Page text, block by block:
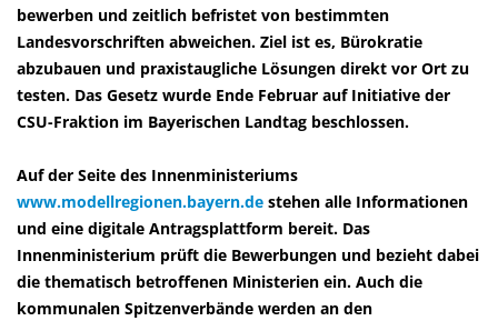
bewerben und zeitlich befristet von bestimmten
Landesvorschriften abweichen. Ziel ist es, Bürokratie
abzubauen und praxistaugliche Lösungen direkt vor Ort zu
testen. Das Gesetz wurde Ende Februar auf Initiative der
CSU-Fraktion im Bayerischen Landtag beschlossen.
Auf der Seite des Innenministeriums
www.modellregionen.bayern.de stehen alle Informationen
und eine digitale Antragsplattform bereit. Das
Innenministerium prüft die Bewerbungen und bezieht dabei
die thematisch betroffenen Ministerien ein. Auch die
kommunalen Spitzenverbände werden an den